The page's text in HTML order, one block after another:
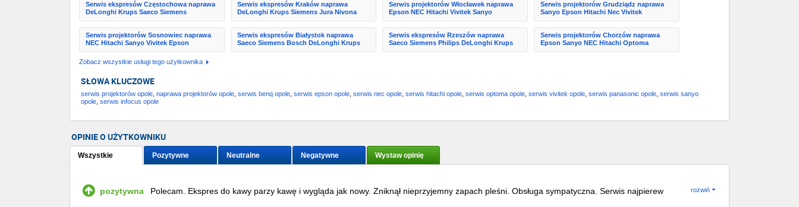
Serwis ekspresów Częstochowa naprawa
DeLonghi Krups Saeco Siemens
Serwis ekspresów Kraków naprawa
DeLonghi Krups Siemens Jura Nivona
Serwis projektorów Włocławek naprawa
Epson NEC Hitachi Vivitek Sanyo
Serwis projektorów Grudziądz naprawa
Sanyo Epson Hitachi Nec Vivitek
Serwis projektorów Sosnowiec naprawa
NEC Hitachi Sanyo Vivitek Epson
Serwis ekspresów Białystok naprawa
Saeco Siemens Bosch DeLonghi Krups
Serwis ekspresów Rzeszów naprawa
Saeco Siemens Philips DeLonghi Krups
Serwis projektorów Chorzów naprawa
Epson Sanyo NEC Hitachi Optoma
Zobacz wszystkie usługi tego użytkownika
SŁOWA KLUCZOWE
serwis projektorów opole naprawa projektorów opole serwis benq opole serwis epson opole serwis nec opole serwis hitachi opole serwis optoma opole serwis vivitek opole serwis panasonic opole serwis sanyo
opole serwis infocus opole
OPINIE O UŻYTKOWNIKU
Wszystkie Pozytywne Neutralne Negatywne Wystaw opinię
pozytywna rozwiń
Polecam. Ekspres do kawy parzy kawę i wygląda jak nowy. Zniknął nieprzyjemny zapach pleśni. Obsługa sympatyczna. Serwis najpierew